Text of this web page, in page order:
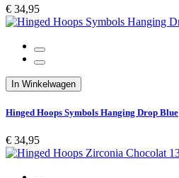
€ 34,95
In Winkelwagen
Hinged Hoops Symbols Hanging Drop Blue
€ 34,95